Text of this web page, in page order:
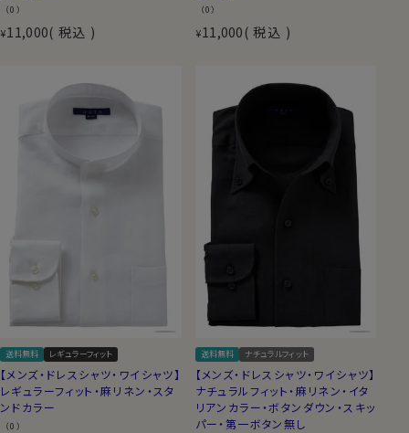
（0）
¥11,000 税込
（0）
¥11,000 税込
送料無料 レギュラーフィット
【メンズ・ドレスシャツ・ワイシャツ】
レギュラーフィット・麻リネン・スタ
ンドカラー
（0）
送料無料 ナチュラルフィット
【メンズ・ドレスシャツ・ワイシャツ】
ナチュラルフィット・麻リネン・イタ
リアンカラー・ボタンダウン・スキッ
パー・第一ボタン無し